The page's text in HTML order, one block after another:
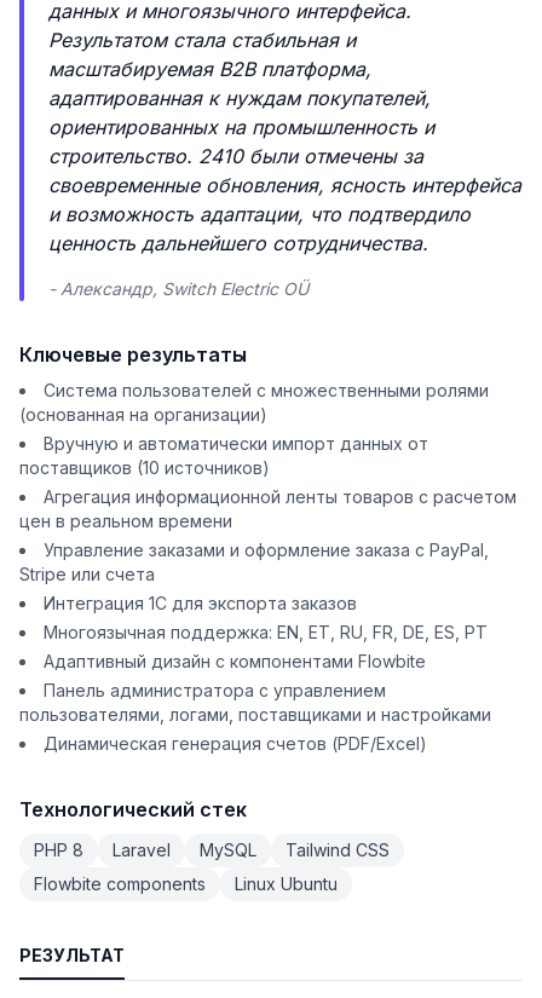
данных и многоязычного интерфейса.
Результатом стала стабильная и
масштабируемая B2B платформа,
адаптированная к нуждам покупателей,
ориентированных на промышленность и
строительство. 2410 были отмечены за
своевременные обновления, ясность интерфейса
и возможность адаптации, что подтвердило
ценность дальнейшего сотрудничества.
- Александр, Switch Electric OÜ
Ключевые результаты
Система пользователей с множественными ролями
(основанная на организации)
Вручную и автоматически импорт данных от
поставщиков (10 источников)
Агрегация информационной ленты товаров с расчетом
цен в реальном времени
Управление заказами и оформление заказа с PayPal,
Stripe или счета
Интеграция 1C для экспорта заказов
Многоязычная поддержка: EN, ET, RU, FR, DE, ES, PT
Адаптивный дизайн с компонентами Flowbite
Панель администратора с управлением
пользователями, логами, поставщиками и настройками
Динамическая генерация счетов (PDF/Excel)
Технологический стек
PHP 8 Laravel MySQL
Tailwind CSS
Flowbite components
Linux Ubuntu
РЕЗУЛЬТАТ